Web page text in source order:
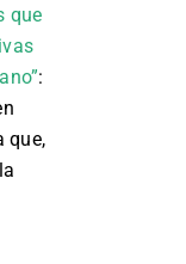
que
:
que,